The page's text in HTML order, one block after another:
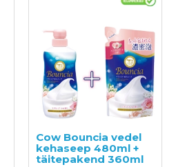
Cow Bouncia vedel
kehaseep 480ml +
täitepakend 360ml